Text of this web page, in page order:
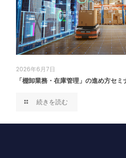
2026年6月7日
「棚卸業務・在庫管理」の進め方セ
続きを読む